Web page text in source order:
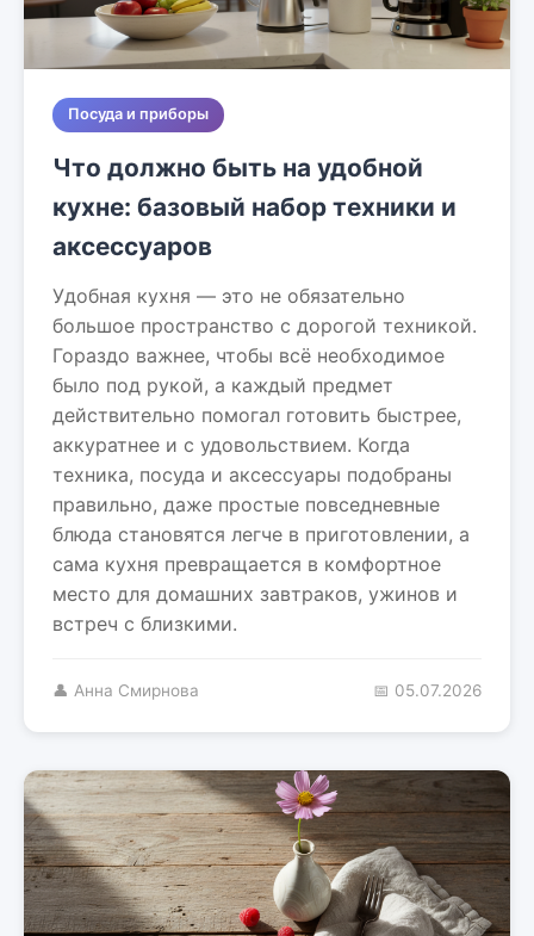
Посуда и приборы
Что должно быть на удобной
кухне: базовый набор техники и
аксессуаров
Удобная кухня — это не обязательно
большое пространство с дорогой техникой.
Гораздо важнее, чтобы всё необходимое
было под рукой, а каждый предмет
действительно помогал готовить быстрее,
аккуратнее и с удовольствием. Когда
техника, посуда и аксессуары подобраны
правильно, даже простые повседневные
блюда становятся легче в приготовлении, а
сама кухня превращается в комфортное
место для домашних завтраков, ужинов и
встреч с близкими.
👤 Анна Смирнова 📅 05.07.2026